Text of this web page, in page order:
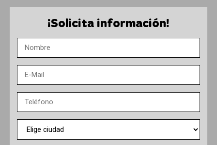
¡Solicita información!